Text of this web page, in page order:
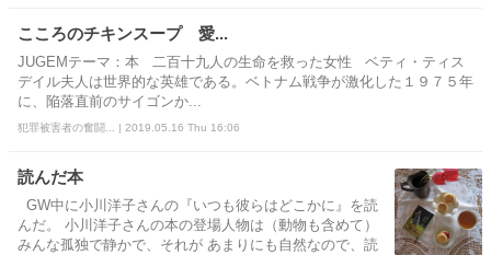
こころのチキンスープ 愛...
JUGEMテーマ：本 二百十九人の生命を救った女性 ベティ・ティス
デイル夫人は世界的な英雄である。ベトナム戦争が激化した１９７５年
に、陥落直前のサイゴンか...
犯罪被害者の奮闘... | 2019.05.16 Thu 16:06
読んだ本
GW中に小川洋子さんの『いつも彼らはどこかに』を読
んだ。 小川洋子さんの本の登場人物は（動物も含めて）
みんな孤独で静かで、それが あまりにも自然なので、読